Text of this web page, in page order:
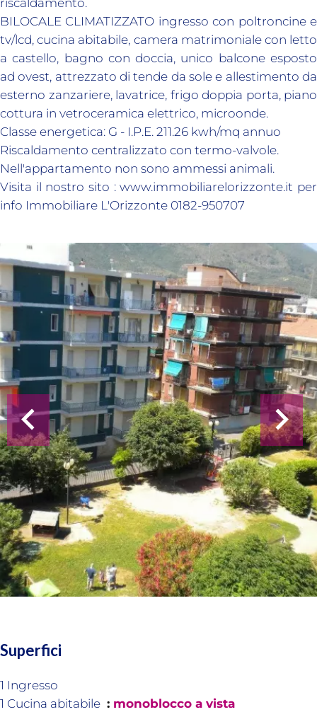
riscaldamento.
BILOCALE CLIMATIZZATO ingresso con poltroncine e
tv/lcd, cucina abitabile, camera matrimoniale con letto
a castello, bagno con doccia, unico balcone esposto
ad ovest, attrezzato di tende da sole e allestimento da
esterno zanzariere, lavatrice, frigo doppia porta, piano
cottura in vetroceramica elettrico, microonde.
Classe energetica: G - I.P.E. 211.26 kwh/mq annuo
Riscaldamento centralizzato con termo-valvole.
Nell'appartamento non sono ammessi animali.
Visita il nostro sito : www.immobiliarelorizzonte.it per
info Immobiliare L'Orizzonte 0182-950707
Superfici
1 Ingresso
1 Cucina abitabile
monoblocco a vista